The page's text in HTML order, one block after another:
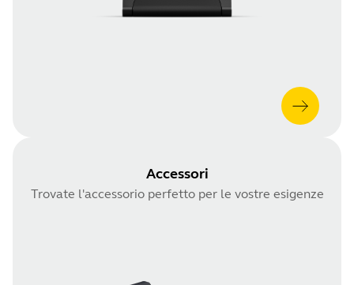
Accessori
Trovate l'accessorio perfetto per le vostre esigenze